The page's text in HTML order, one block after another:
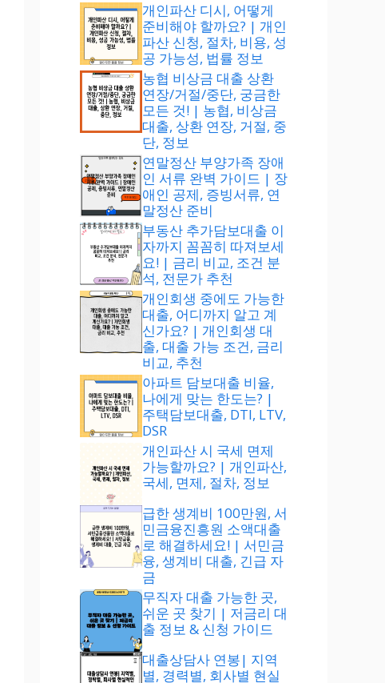
개인파산 디시, 어떻게
준비해야 할까요? | 개인
파산 신청, 절차, 비용, 성
공 가능성, 법률 정보
농협 비상금 대출 상환
연장/거절/중단, 궁금한
모든 것! | 농협, 비상금
대출, 상환 연장, 거절, 중
단, 정보
연말정산 부양가족 장애
인 서류 완벽 가이드 | 장
애인 공제, 증빙서류, 연
말정산 준비
부동산 추가담보대출 이
자까지 꼼꼼히 따져보세
요! | 금리 비교, 조건 분
석, 전문가 추천
개인회생 중에도 가능한
대출, 어디까지 알고 계
신가요? | 개인회생 대
출, 대출 가능 조건, 금리
비교, 추천
아파트 담보대출 비율,
나에게 맞는 한도는? |
주택담보대출, DTI, LTV,
DSR
개인파산 시 국세 면제
가능할까요? | 개인파산,
국세, 면제, 절차, 정보
급한 생계비 100만원, 서
민금융진흥원 소액대출
로 해결하세요! | 서민금
융, 생계비 대출, 긴급 자
금
무직자 대출 가능한 곳,
쉬운 곳 찾기 | 저금리 대
출 정보 & 신청 가이드
대출상담사 연봉| 지역
별, 경력별, 회사별 현실